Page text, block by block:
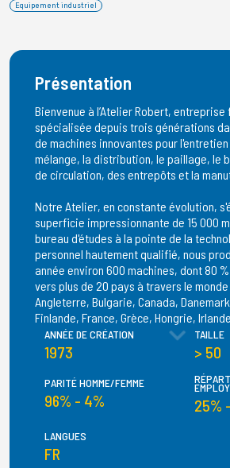
Equipement industriel
Présentation
Bienvenue à l’Atelier Robert,
spécialisée depuis trois générations
de machines innovantes pour
mélange, la distribution, le paillage, le
de circulation, des entrepôts et la
Notre Atelier, en constante évolution,
superficie impressionnante de 15 000
bureau d'études à la pointe de la
personnel hautement qualifié, nous
année environ 600 machines, dont 80
vers plus de 20 pays à travers le
Angleterre, Bulgarie, Canada,
Finlande, France, Grèce, Hongrie,
Luxembourg, Norvège, Pays de Galles,
Portugal, Roumanie, Suède, Ukraine,
Aujourd'hui, une équipe dévouée de
personnes travaille à Andenne,
l'Atelier Robert un leader du marché.
de qualité et d'innovation.
ANNÉE DE CRÉATION
1973
TAILLE
> 50
PARITÉ HOMME/FEMME
96% - 4% 25%
LANGUES
FR